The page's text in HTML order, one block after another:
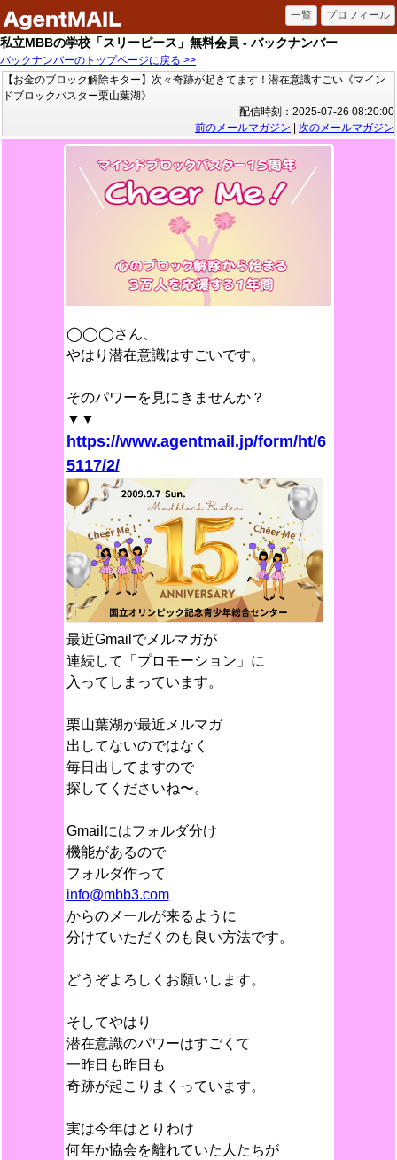
私立MBBの学校「スリーピース」無料会員 - バックナンバー
バックナンバーのトップページに戻る >>
【お金のブロック解除キター】次々奇跡が起きてます！潜在意識すごい《マイン
ドブロックバスター栗山葉湖》
配信時刻：2025-07-26 08:20:00
前のメールマガジン
次のメールマガジン
◯◯◯さん、
やはり潜在意識はすごいです。
そのパワーを見にきませんか？
▼▼
https://www.agentmail.jp/form/ht/6
5117/2/
最近Gmailでメルマガが
連続して「プロモーション」に
入ってしまっています。
栗山葉湖が最近メルマガ
出してないのではなく
毎日出してますので
探してくださいね〜。
Gmailにはフォルダ分け
機能があるので
フォルダ作って
info@mbb3.com
からのメールが来るように
分けていただくのも良い方法です。
どうぞよろしくお願いします。
そしてやはり
潜在意識のパワーはすごくて
一昨日も昨日も
奇跡が起こりまくっています。
実は今年はとりわけ
何年か協会を離れていた人たちが